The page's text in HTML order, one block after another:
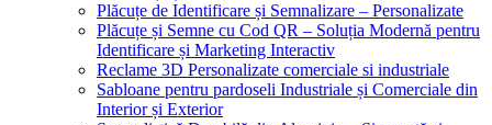
Plăcuțe de Identificare și Semnalizare – Personalizate
Plăcuțe și Semne cu Cod QR – Soluția Modernă pentru
Identificare și Marketing Interactiv
Reclame 3D Personalizate comerciale si industriale
Sabloane pentru pardoseli Industriale și Comerciale din
Interior și Exterior